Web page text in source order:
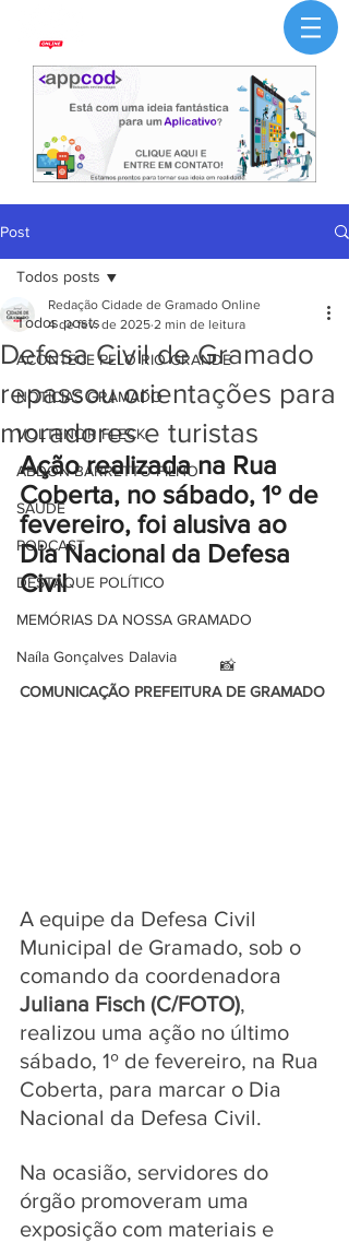
Post
Todos posts
ACONTECE PELO RIO GRANDE
NOTÍCIAS GRAMADO
VOLTENCIR FLECK
ABDON BARRETTO FILHO
SAÚDE
PODCAST
DESTAQUE POLÍTICO
MEMÓRIAS DA NOSSA GRAMADO
Naíla Gonçalves Dalavia
Todos posts
Defesa Civil de Gramado
repassou orientações para
moradores e turistas
Redação Cidade de Gramado Online
4 de fev. de 2025 2 min de leitura
Ação realizada na Rua
Coberta, no sábado, 1º de
fevereiro, foi alusiva ao
Dia Nacional da Defesa
Civil
                                              📸
COMUNICAÇÃO PREFEITURA DE GRAMADO
A equipe da Defesa Civil
Municipal de Gramado, sob o
comando da coordenadora
Juliana Fisch (C/FOTO),
realizou uma ação no último
sábado, 1º de fevereiro, na Rua
Coberta, para marcar o Dia
Nacional da Defesa Civil.
Na ocasião, servidores do
órgão promoveram uma
exposição com materiais e